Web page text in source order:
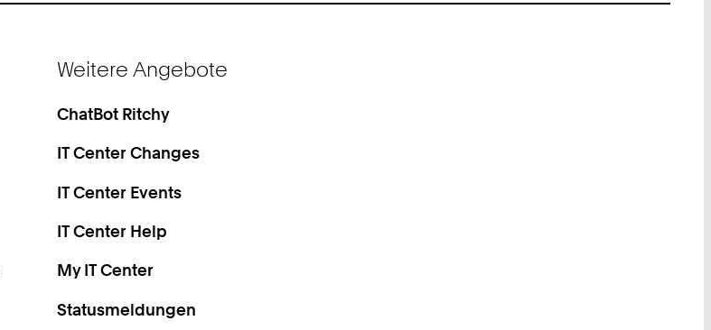
Weitere Angebote
ChatBot Ritchy
IT Center Changes
IT Center Events
IT Center Help
My IT Center
Statusmeldungen